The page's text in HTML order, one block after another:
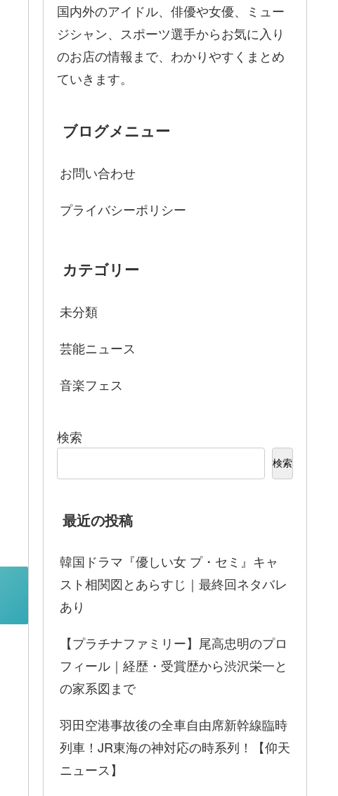
国内外のアイドル、俳優や女優、ミュー
ジシャン、スポーツ選手からお気に入り
のお店の情報まで、わかりやすくまとめ
ていきます。
ブログメニュー
お問い合わせ
プライバシーポリシー
カテゴリー
未分類
芸能ニュース
音楽フェス
検索
検索
最近の投稿
韓国ドラマ『優しい女 プ・セミ』キャ
スト相関図とあらすじ｜最終回ネタバレ
あり
【プラチナファミリー】尾高忠明のプロ
フィール｜経歴・受賞歴から渋沢栄一と
の家系図まで
羽田空港事故後の全車自由席新幹線臨時
列車！JR東海の神対応の時系列！【仰天
ニュース】